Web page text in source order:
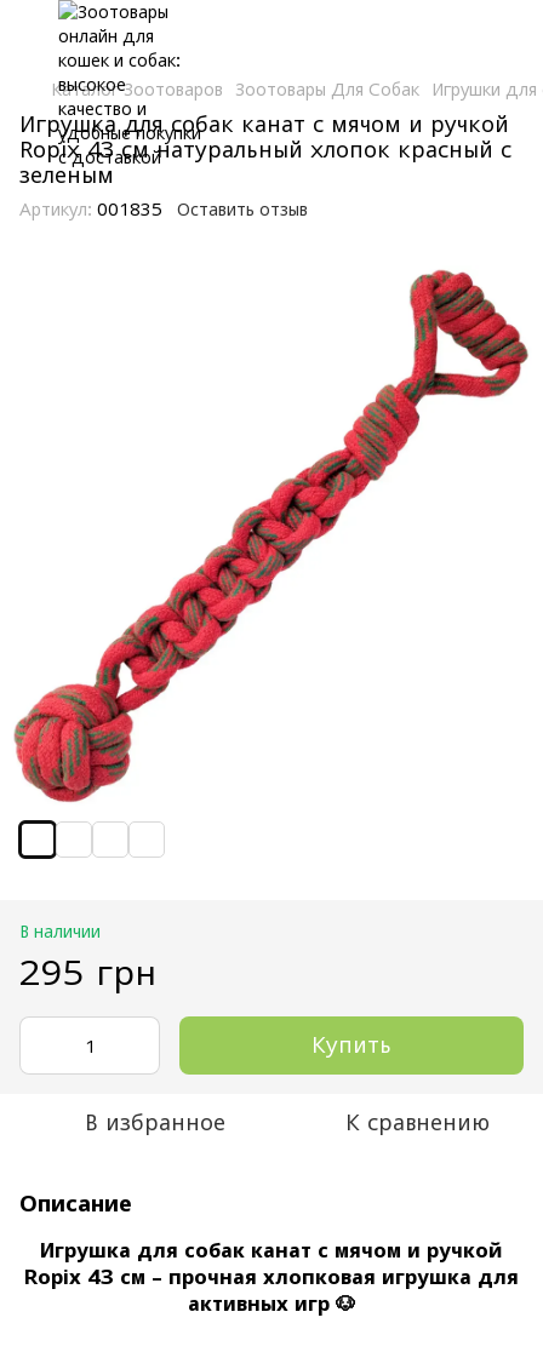
Каталог Зоотоваров Зоотовары Для Собак Игрушки для
Игрушка для собак канат с мячом и ручкой
Ropix 43 см натуральный хлопок красный с
зеленым
Артикул: 001835 Оставить отзыв
В наличии
295 грн
Купить
В избранное К сравнению
Описание
Игрушка для собак канат с мячом и ручкой
Ropix 43 см – прочная хлопковая игрушка для
активных игр 🐶